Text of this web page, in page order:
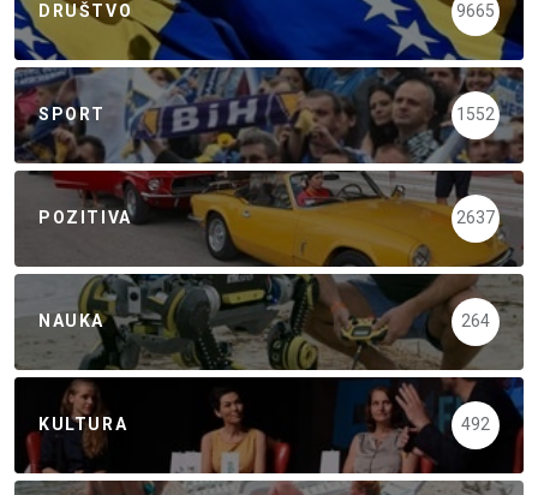
DRUŠTVO 9665
SPORT 1552
POZITIVA 2637
NAUKA 264
KULTURA 492